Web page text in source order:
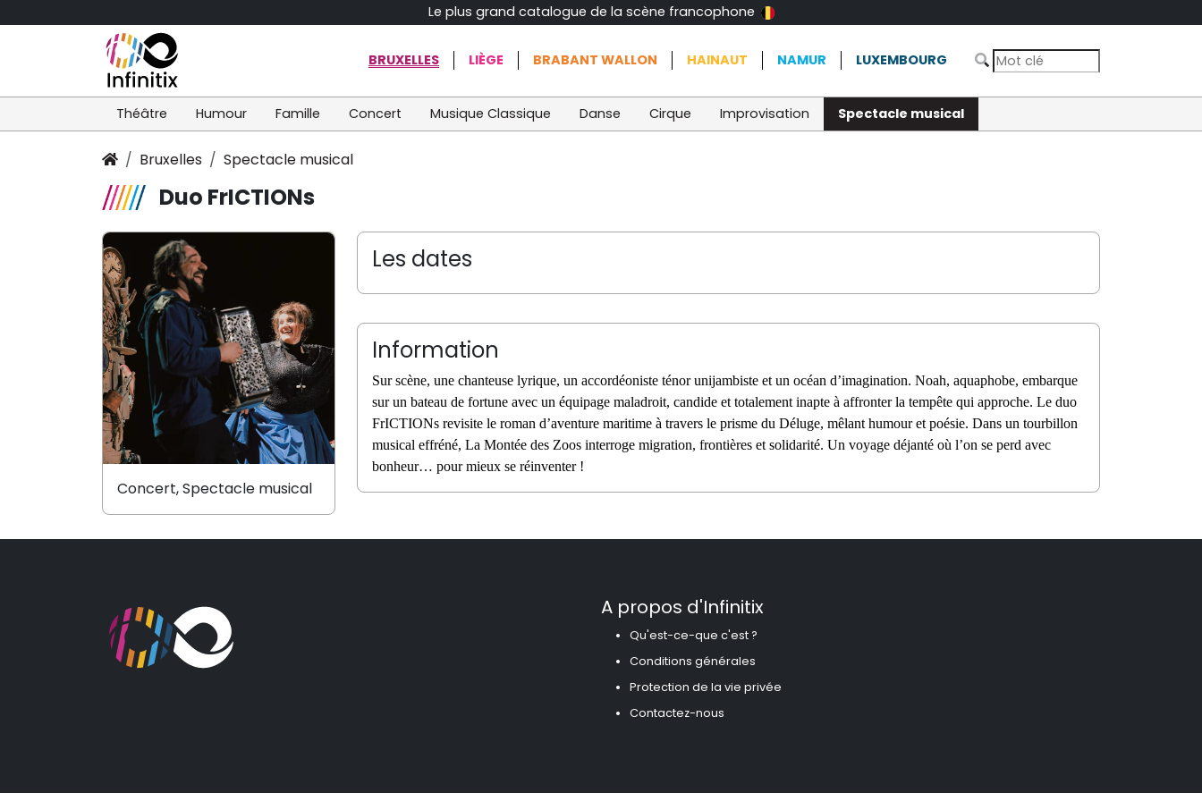
Le plus grand catalogue de la scène francophone
BRUXELLES LIÈGE BRABANT WALLON HAINAUT NAMUR LUXEMBOURG
Théâtre Humour Famille Concert Musique Classique Danse Cirque Improvisation Spectacle musical
Bruxelles Spectacle musical
Duo FrICTIONs
Les dates
Information
Sur scène, une chanteuse lyrique, un accordéoniste ténor unijambiste et un océan d’imagination. Noah, aquaphobe, embarque
sur un bateau de fortune avec un équipage maladroit, candide et totalement inapte à affronter la tempête qui approche. Le duo
FrICTIONs revisite le roman d’aventure maritime à travers le prisme du Déluge, mêlant humour et poésie. Dans un tourbillon
musical effréné, La Montée des Zoos interroge migration, frontières et solidarité. Un voyage déjanté où l’on se perd avec
bonheur… pour mieux se réinventer !
Concert, Spectacle musical
A propos d'Infinitix
Qu'est-ce-que c'est ?
Conditions générales
Protection de la vie privée
Contactez-nous